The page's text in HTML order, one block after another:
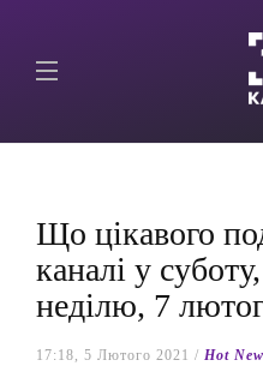
Що цікавого
каналі у
неділю, 7
17:18, 5 Лютого 2021 / Hot